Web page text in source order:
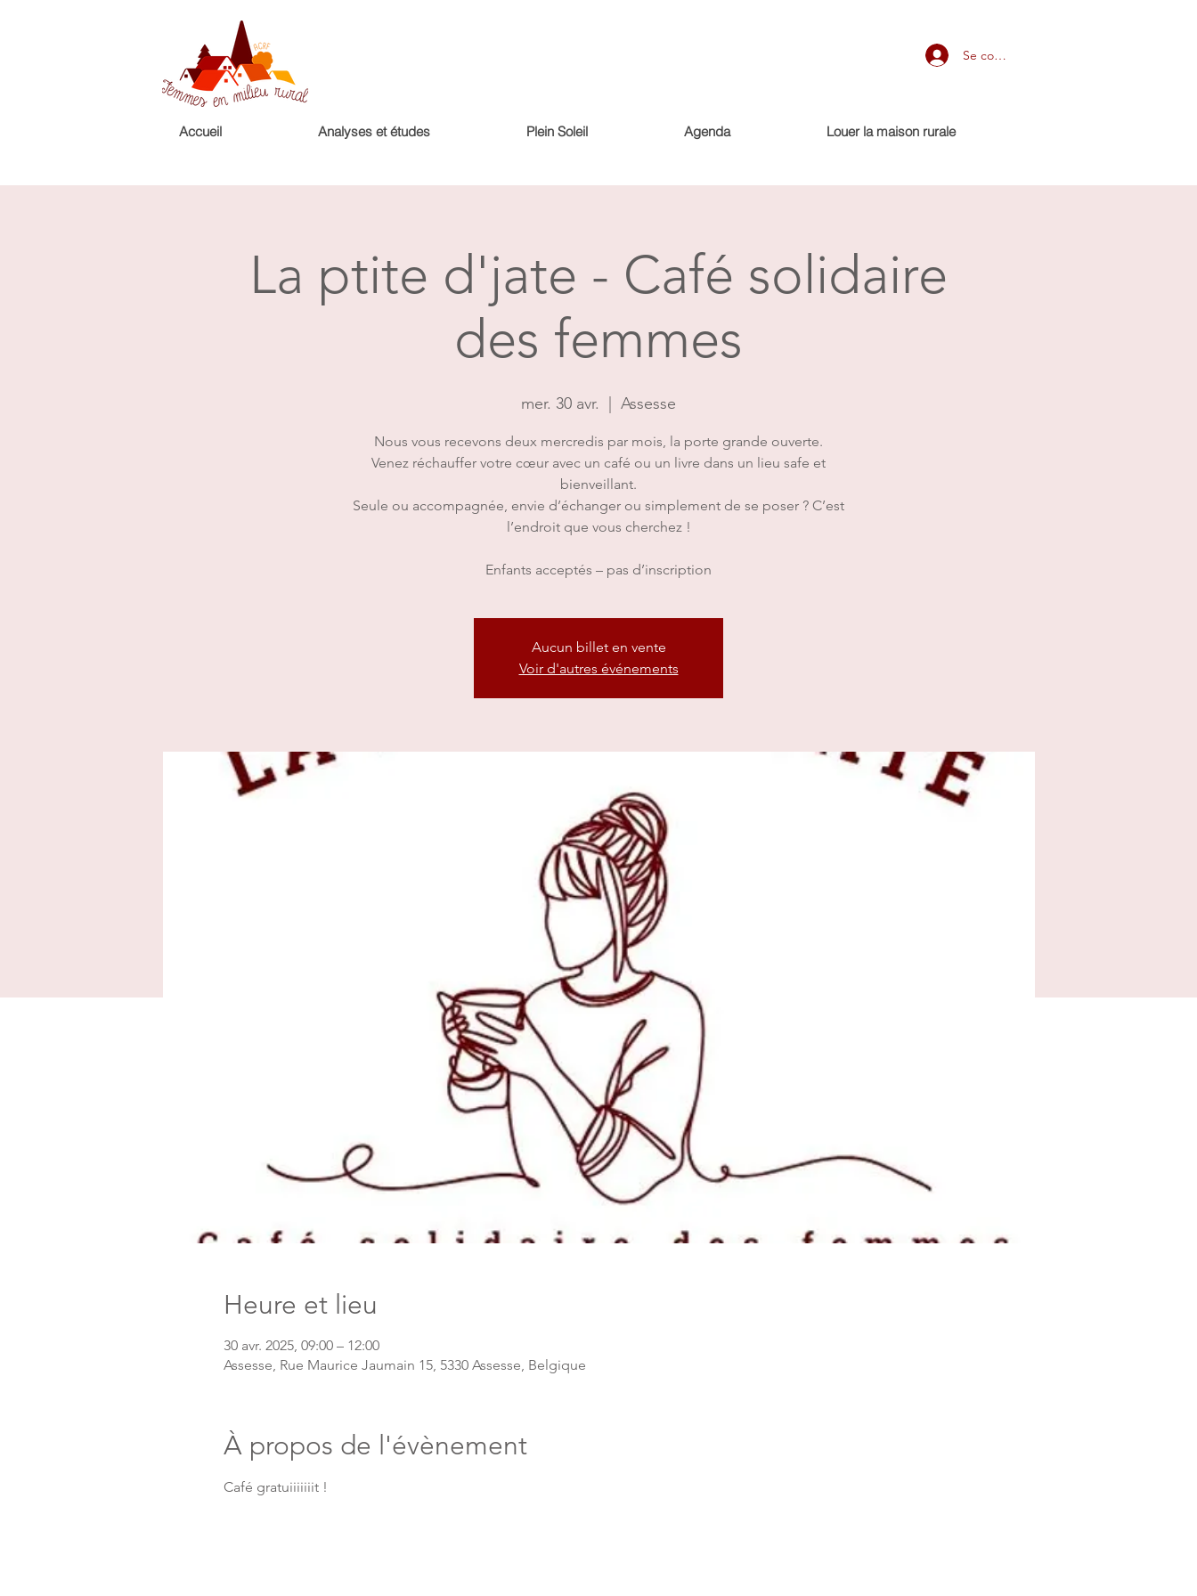
Se connecter
Accueil Analyses et études Plein Soleil Agenda Louer la maison rurale
La ptite d'jate - Café solidaire
des femmes
mer. 30 avr. Assesse
Nous vous recevons deux mercredis par mois, la porte grande ouverte.
Venez réchauffer votre cœur avec un café ou un livre dans un lieu safe et
bienveillant.
Seule ou accompagnée, envie d’échanger ou simplement de se poser ? C’est
l’endroit que vous cherchez !
Enfants acceptés – pas d’inscription
Aucun billet en vente
Voir d'autres événements
Heure et lieu
30 avr. 2025, 09:00 – 12:00
Assesse, Rue Maurice Jaumain 15, 5330 Assesse, Belgique
À propos de l'évènement
Café gratuiiiiiiit !